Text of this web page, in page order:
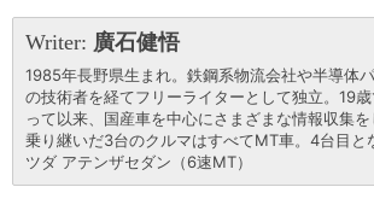
Writer: 廣石健悟
1985年長野県生まれ。鉄鋼系物流会社や半導体
の技術者を経てフリーライターとして独立。19
って以来、国産車を中心にさまざまな情報収集
乗り継いだ3台のクルマはすべてMT車。4台目と
ツダ アテンザセダン（6速MT）